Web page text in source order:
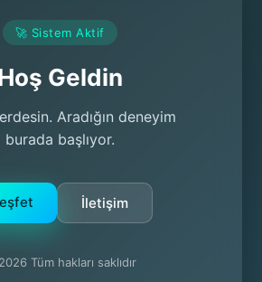
🚀 Sistem Aktif
Geldin
Aradığın deneyim
burada başlıyor.
İletişim
Tüm hakları saklıdır